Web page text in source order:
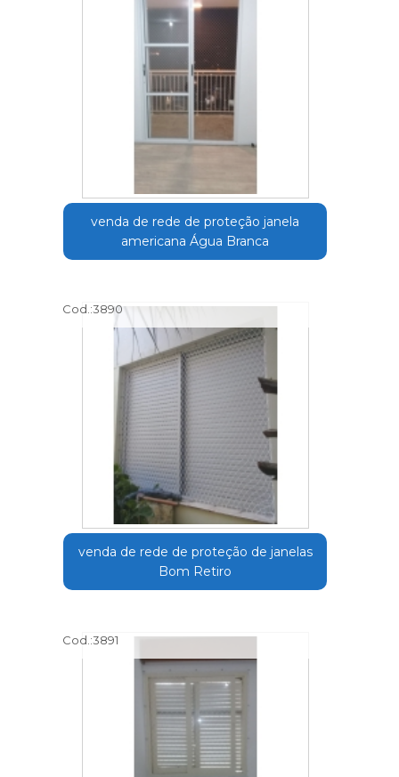
venda de rede de proteção janela
americana Água Branca
Cod.:3890
venda de rede de proteção de janelas
Bom Retiro
Cod.:3891